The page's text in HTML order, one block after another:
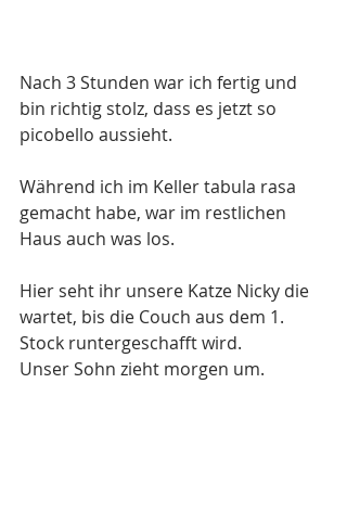
Nach 3 Stunden war ich fertig und
bin richtig stolz, dass es jetzt so
picobello aussieht.
Während ich im Keller tabula rasa
gemacht habe, war im restlichen
Haus auch was los.
Hier seht ihr unsere Katze Nicky die
wartet, bis die Couch aus dem 1.
Stock runtergeschafft wird.
Unser Sohn zieht morgen um.